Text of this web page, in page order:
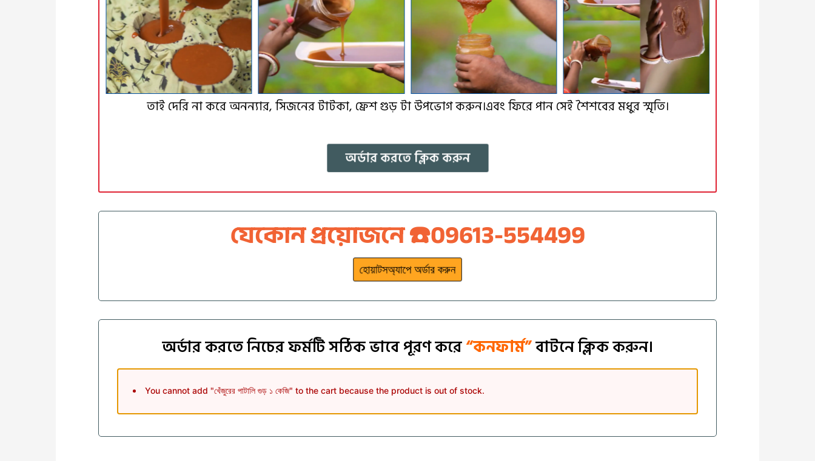
তাই দেরি না করে অনন্যার, সিজনের টাটকা, ফ্রেশ গুড় টা উপভোগ করুন।এবং ফিরে পান সেই শৈশবের মধুর স্মৃতি।
অর্ডার করতে ক্লিক করুন
যেকোন প্রয়োজনে ☎️09613-554499
হোয়াটসঅ্যাপে অর্ডার করুন
অর্ডার করতে নিচের ফর্মটি সঠিক ভাবে পূরণ করে“কনফার্ম”বাটনে ক্লিক করুন।
You cannot add "খেঁজুরের পাটালি গুড় ১ কেজি" to the cart because the product is out of stock.